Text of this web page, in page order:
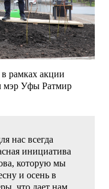
в рамках акции
мэр Уфы Ратмир
нас всегда
инициатива
которую мы
и осень в